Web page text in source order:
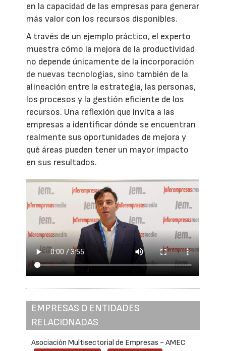
en la capacidad de las empresas para generar
más valor con los recursos disponibles.
A través de un ejemplo práctico, el experto
muestra cómo la mejora de la productividad
no depende únicamente de la incorporación
de nuevas tecnologías, sino también de la
alineación entre la estrategia, las personas,
los procesos y la gestión eficiente de los
recursos. Una reflexión que invita a las
empresas a identificar dónde se encuentran
realmente sus oportunidades de mejora y
qué áreas pueden tener un mayor impacto
en sus resultados.
EMPRESAS O ENTIDADES
RELACIONADAS
Asociación Multisectorial de Empresas - AMEC